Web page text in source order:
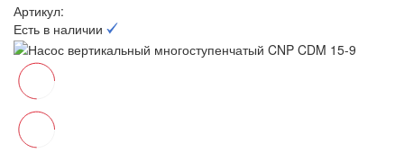
Артикул:
Есть в наличии